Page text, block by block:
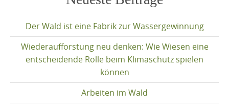
Der Wald ist eine Fabrik zur Wassergewinnung
Wiederaufforstung neu denken: Wie Wiesen eine
entscheidende Rolle beim Klimaschutz spielen
können
Arbeiten im Wald